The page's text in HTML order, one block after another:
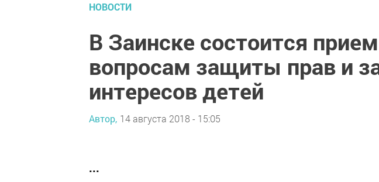
НОВОСТИ
В Заинске состоится
вопросам защиты прав и
интересов детей
Автор, 14 августа 2018 - 15:05
...